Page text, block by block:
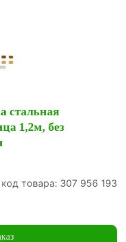
стальная
1,2м, без
код товара: 307 956 193